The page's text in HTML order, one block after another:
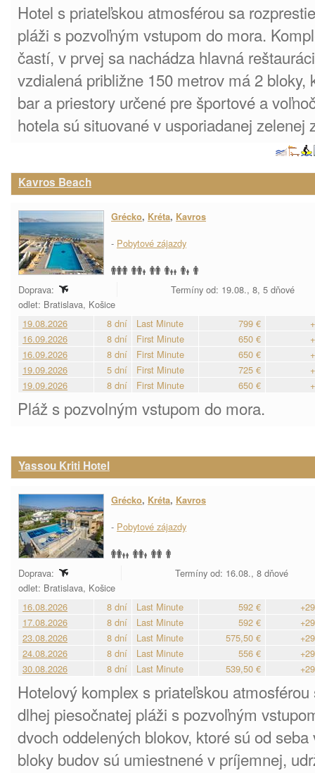
Hotel s priateľskou atmosférou sa
pláži s pozvoľným vstupom do mora.
častí, v prvej sa nachádza hlavná
vzdialená približne 150 metrov má 2 bloky,
bar a priestory určené pre športové a
hotela sú situované v usporiadanej zelenej
Kavros Beach
Grécko, Kréta, Kavros
- Pobytové zájazdy
Doprava:
Termíny od: 19.08., 8, 5 dňové
odlet: Bratislava, Košice
19.08.2026
8 dní Last Minute 799 €
16.09.2026
8 dní First Minute 650 €
16.09.2026
8 dní First Minute 650 €
19.09.2026
5 dní First Minute 725 €
19.09.2026
8 dní First Minute 650 €
Pláž s pozvolným vstupom do mora.
Yassou Kriti Hotel
Grécko, Kréta, Kavros
- Pobytové zájazdy
Doprava:
Termíny od: 16.08., 8 dňové
odlet: Bratislava, Košice
16.08.2026
8 dní Last Minute 592 €
17.08.2026
8 dní Last Minute 592 €
23.08.2026
8 dní Last Minute 575,50 €
24.08.2026
8 dní Last Minute 556 €
30.08.2026
8 dní Last Minute 539,50 €
Hotelový komplex s priateľskou
dlhej piesočnatej pláži s pozvoľným
dvoch oddelených blokov, ktoré sú od
bloky budov sú umiestnené v príjemnej,